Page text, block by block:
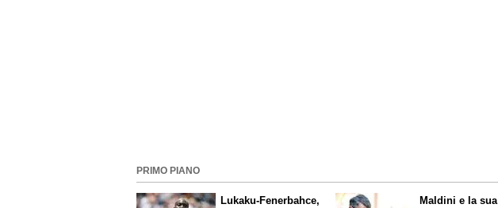
PRIMO PIANO
Lukaku-Fenerbahce,
Maldini e la sua